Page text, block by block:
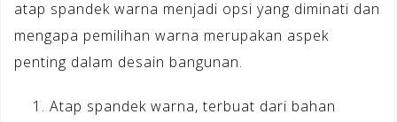
atap spandek warna menjadi opsi yang diminati dan
mengapa pemilihan warna merupakan aspek
penting dalam desain bangunan.
Atap spandek warna, terbuat dari bahan